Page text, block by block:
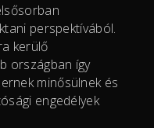
perspektívából.
kerülő
országban így
minősülnek és
engedélyek